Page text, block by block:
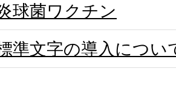
球菌ワクチン
準文字の導入につい